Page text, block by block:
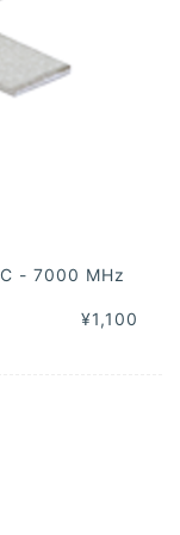
- 7000 MHz
¥1,100